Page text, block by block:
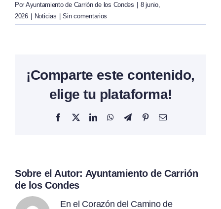
Por Ayuntamiento de Carrión de los Condes
8 junio,
2026
Noticias Sin comentarios
¡Comparte este contenido,
elige tu plataforma!
Facebook
X LinkedInWhatsAppTelegramPinterestCorreo
Sobre el Autor: Ayuntamiento de Carrión
de los Condes
En el Corazón del Camino de